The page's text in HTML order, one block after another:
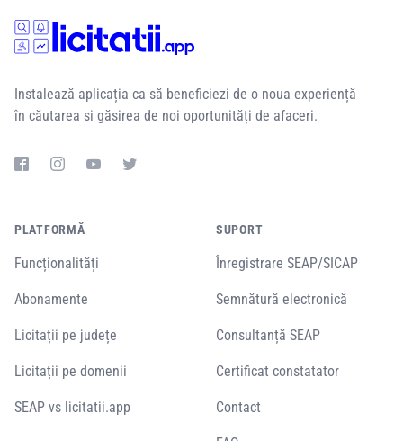
Instalează aplicația ca să beneficiezi de o noua experiență
în căutarea si găsirea de noi oportunități de afaceri.
PLATFORMĂ
Funcționalități
Abonamente
Licitații pe județe
Licitații pe domenii
SEAP vs licitatii.app
SUPORT
Înregistrare SEAP/SICAP
Semnătură electronică
Consultanță SEAP
Certificat constatator
Contact